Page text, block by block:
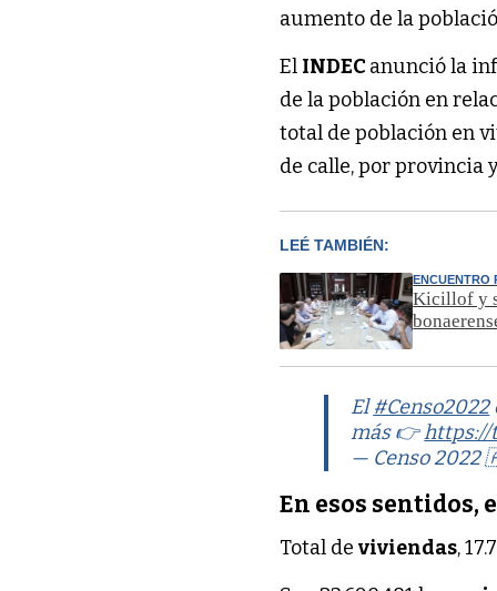
aumento de la
El INDEC anunció la
de la población en
total de población en
de calle, por provincia
LEÉ TAMBIÉN:
ENCUENTRO
Kicillof y
El#Censo2022
más 👉https://
— Censo 2022
En esos sentidos,
Total deviviendas,